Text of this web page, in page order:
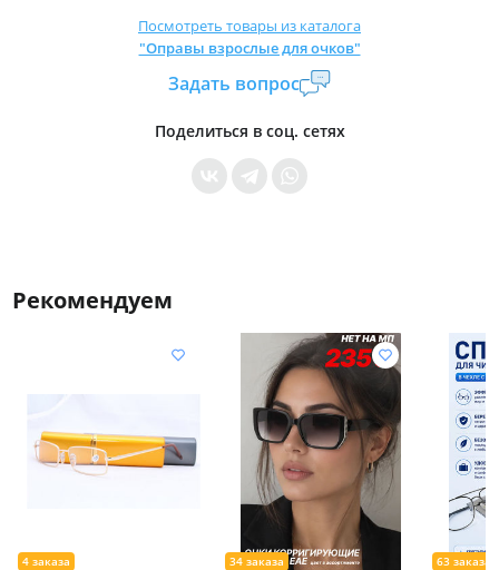
Страна производитель:Китай
Уровень доступа:0
* Общие условия читайте в правилах сайта
Посмотреть товары из каталога
"Оправы взрослые для очков"
Задать вопрос
Поделиться в соц. сетях
Рекомендуем